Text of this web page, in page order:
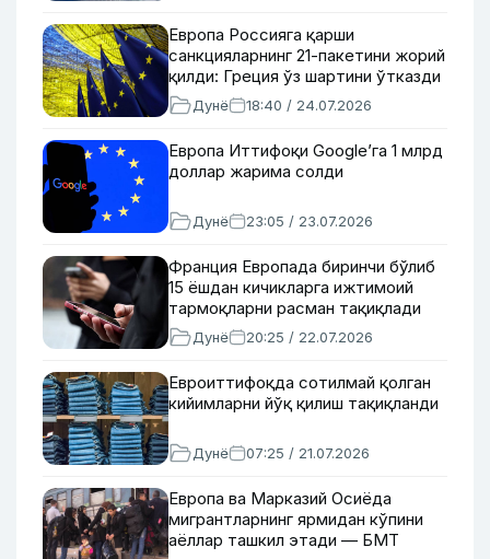
Европа Россияга қарши
санкцияларнинг 21-пакетини жорий
қилди: Греция ўз шартини ўтказди
Дунё 18:40 / 24.07.2026
Европа Иттифоқи Google’га 1 млрд
доллар жарима солди
Дунё 23:05 / 23.07.2026
Франция Европада биринчи бўлиб
15 ёшдан кичикларга ижтимоий
тармоқларни расман тақиқлади
Дунё 20:25 / 22.07.2026
Евроиттифоқда сотилмай қолган
кийимларни йўқ қилиш тақиқланди
Дунё 07:25 / 21.07.2026
Европа ва Марказий Осиёда
мигрантларнинг ярмидан кўпини
аёллар ташкил этади — БМТ